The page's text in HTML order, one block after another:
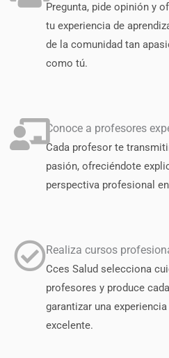
Pregunta, pide opinión y
tu experiencia de
de la comunidad tan
como tú.
Conoce a profesores
Cada profesor te
pasión, ofreciéndote
perspectiva profesional
Realiza cursos
Cces Salud selecciona
profesores y produce
garantizar una
excelente.